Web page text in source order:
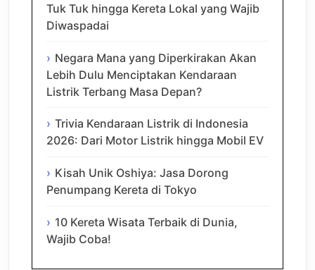
Tuk Tuk hingga Kereta Lokal yang Wajib
Diwaspadai
Negara Mana yang Diperkirakan Akan
Lebih Dulu Menciptakan Kendaraan
Listrik Terbang Masa Depan?
Trivia Kendaraan Listrik di Indonesia
2026: Dari Motor Listrik hingga Mobil EV
Kisah Unik Oshiya: Jasa Dorong
Penumpang Kereta di Tokyo
10 Kereta Wisata Terbaik di Dunia,
Wajib Coba!